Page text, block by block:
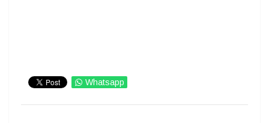
Whatsapp